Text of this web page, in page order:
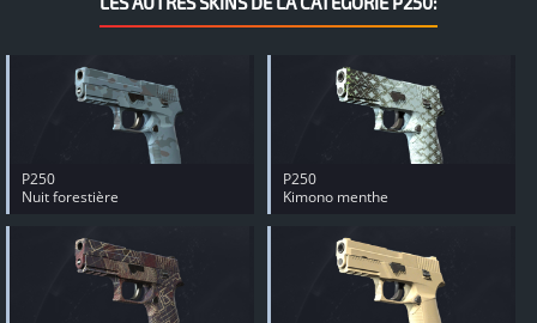
P250
Nuit forestière
P250
Kimono menthe